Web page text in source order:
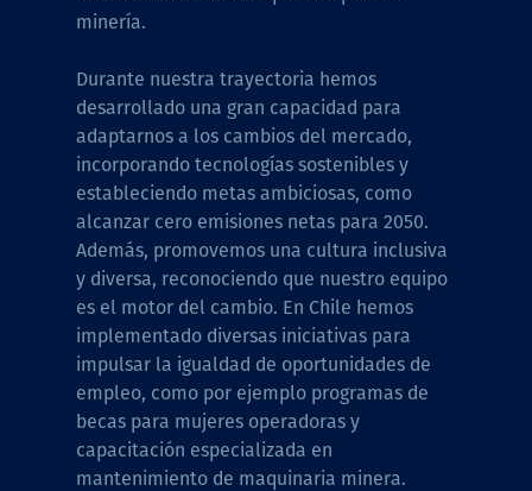
minería.
Durante nuestra trayectoria hemos
desarrollado una gran capacidad para
adaptarnos a los cambios del mercado,
incorporando tecnologías sostenibles y
estableciendo metas ambiciosas, como
alcanzar cero emisiones netas para 2050.
Además, promovemos una cultura inclusiva
y diversa, reconociendo que nuestro equipo
es el motor del cambio. En Chile hemos
implementado diversas iniciativas para
impulsar la igualdad de oportunidades de
empleo, como por ejemplo programas de
becas para mujeres operadoras y
capacitación especializada en
mantenimiento de maquinaria minera.